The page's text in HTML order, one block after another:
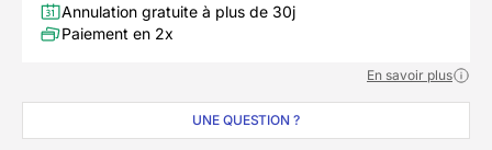
Annulation gratuite à plus de 30j
Paiement en 2x
En savoir plus
UNE QUESTION ?